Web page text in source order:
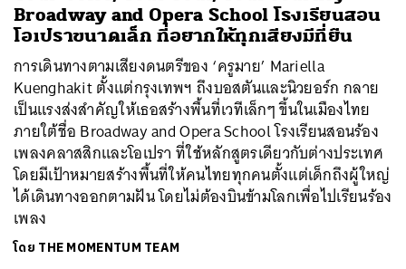
Broadway and Opera School โรงเรียนสอน
โอเปราขนาดเล็ก ที่อยากให้ทุกเสียงมีที่ยืน
การเดินทางตามเสียงดนตรีของ ‘ครูมาย’ Mariella
Kuenghakit ตั้งแต่กรุงเทพฯ ถึงบอสตันและนิวยอร์ก กลาย
เป็นแรงส่งสำคัญให้เธอสร้างพื้นที่เวทีเล็กๆ ขึ้นในเมืองไทย
ภายใต้ชื่อ Broadway and Opera School โรงเรียนสอนร้อง
เพลงคลาสสิกและโอเปรา ที่ใช้หลักสูตรเดียวกับต่างประเทศ
โดยมีเป้าหมายสร้างพื้นที่ให้คนไทยทุกคนตั้งแต่เด็กถึงผู้ใหญ่
ได้เดินทางออกตามฝัน โดยไม่ต้องบินข้ามโลกเพื่อไปเรียนร้อง
เพลง
โดย THE MOMENTUM TEAM